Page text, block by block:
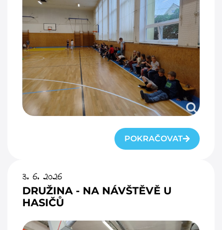
POKRAČOVAT
3. 6. 2026
DRUŽINA - NA NÁVŠTĚVĚ U
HASIČŮ